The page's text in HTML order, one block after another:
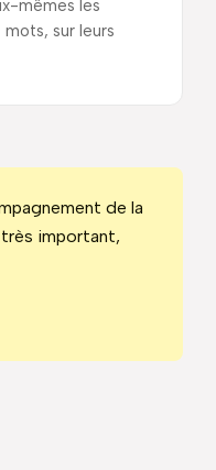
mêmes les
sur leurs
de la
important,